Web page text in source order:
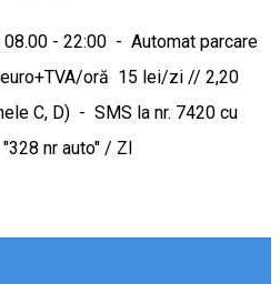
08.00 - 22:00 - Automat parcare
oră 15 lei/zi // 2,20
C, D) - SMS la nr. 7420 cu
nr auto" / ZI